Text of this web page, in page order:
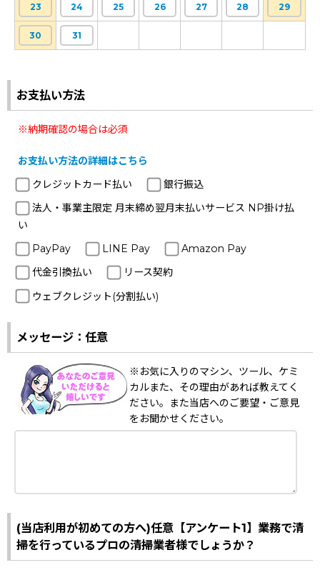
23 24 25 26 27 28 29
30 31
お支払い方法
※納期確認の場合は必須
お支払い方法の詳細はこちら
クレジットカード払い
銀行振込
法人・事業主限定 月末締め翌月末払いサービス NP掛け払
い
PayPay
LINE Pay
Amazon Pay
代金引換払い
リース契約
ウェブクレジット(分割払い)
メッセージ：任意
※お気に入りのマシン、ツール、ケミ
カルまた、その理由があれば教えてく
ださい。また当店へのご要望・ご意見
をお聞かせください。
(当店利用が初めての方へ)任意【アンケート1】業務で清
掃を行っているプロの清掃業者様でしょうか？